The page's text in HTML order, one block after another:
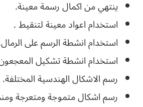
ينتهي من اكمال رسمة معينة.
استخدام اعواد معينة لتنقيط .
استخدام انشطة الرسم على
استخدام انشطة تشكيل
رسم الاشكال الهندسية المختلفة.
رسم اشكال متموجة ومتعرجة